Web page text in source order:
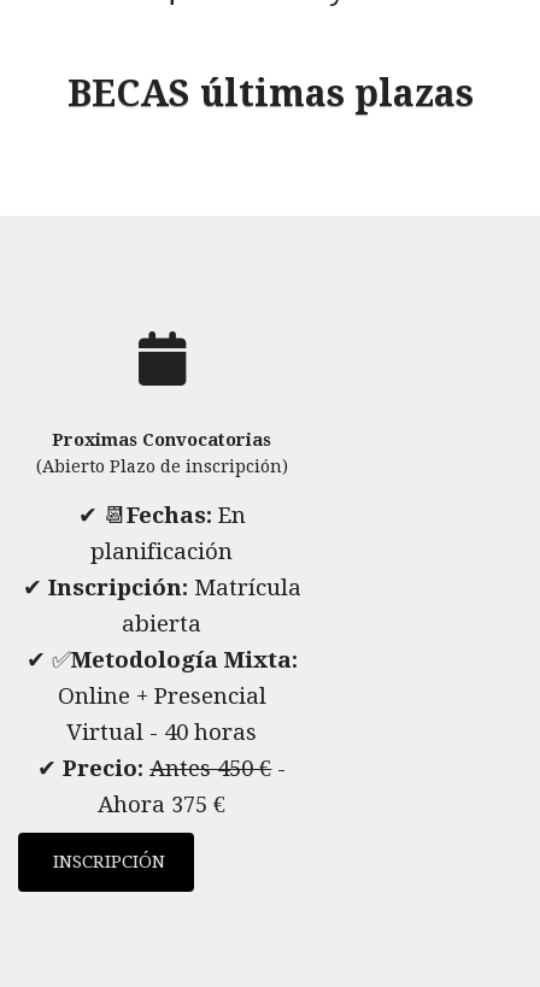
BECAS últimas plazas
Proximas Convocatorias
(Abierto Plazo de inscripción)
✔ 📆 Fechas: En
planificación
✔ Inscripción: Matrícula
abierta
✔ ✅Metodología Mixta:
Online + Presencial
Virtual - 40 horas
✔Precio: Antes 450 €-
Ahora 375 €
INSCRIPCIÓN